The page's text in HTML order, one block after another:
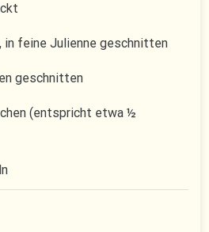
feine Julienne geschnitten
geschnitten
(entspricht etwa ½